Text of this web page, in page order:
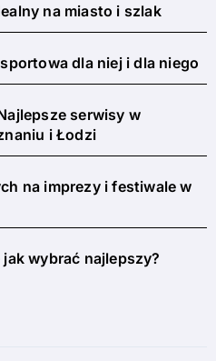
na miasto i szlak
dla niej i dla niego
serwisy w
i Łodzi
na imprezy i festiwale w
wybrać najlepszy?